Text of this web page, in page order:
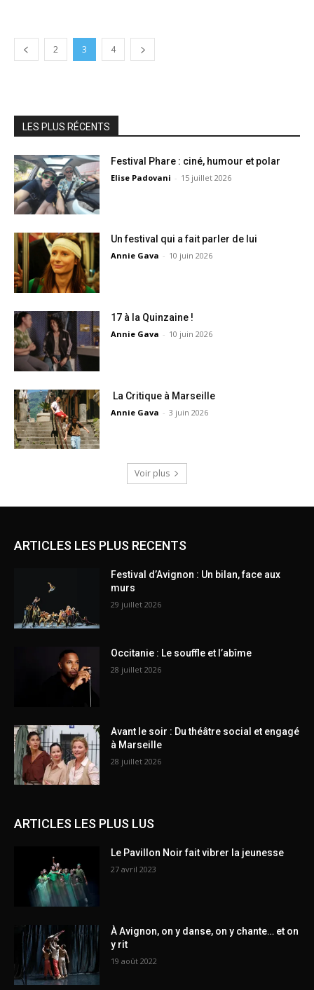
2 3 4
LES PLUS RÉCENTS
Festival Phare : ciné, humour et polar
Elise Padovani - 15 juillet 2026
Un festival qui a fait parler de lui
Annie Gava - 10 juin 2026
17 à la Quinzaine !
Annie Gava - 10 juin 2026
La Critique à Marseille
Annie Gava - 3 juin 2026
Voir plus
ARTICLES LES PLUS RECENTS
Festival d’Avignon : Un bilan, face aux
murs
29 juillet 2026
Occitanie : Le souffle et l’abîme
28 juillet 2026
Avant le soir : Du théâtre social et engagé
à Marseille
28 juillet 2026
ARTICLES LES PLUS LUS
Le Pavillon Noir fait vibrer la jeunesse
27 avril 2023
À Avignon, on y danse, on y chante… et on
y rit
19 août 2022